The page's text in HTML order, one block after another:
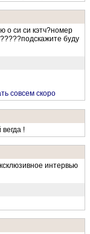
о си си кэтч?номер
буду
совсем скоро
!
интервью